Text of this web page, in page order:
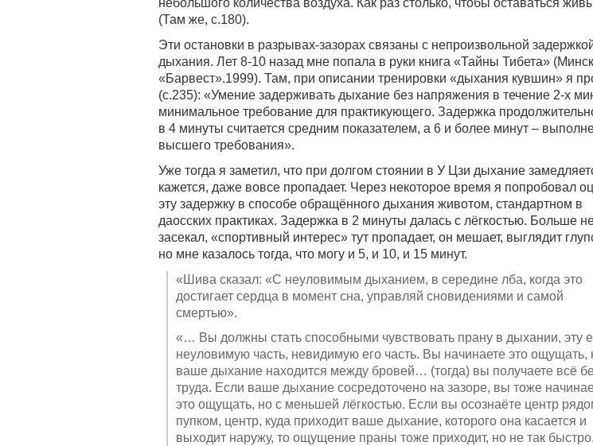
небольшого количества воздуха. Как раз столько, чтобы оставаться
(Там же, с.180).
Эти остановки в разрывах-зазорах связаны с непроизвольной
дыхания. Лет 8-10 назад мне попала в руки книга «Тайны Тибета»
«Барвест».1999). Там, при описании тренировки «дыхания кувшин» я
(с.235): «Умение задерживать дыхание без напряжения в течение 2-х
минимальное требование для практикующего. Задержка
в 4 минуты считается средним показателем, а 6 и более минут –
высшего требования».
Уже тогда я заметил, что при долгом стоянии в У Цзи дыхание
кажется, даже вовсе пропадает. Через некоторое время я попробовал
эту задержку в способе обращённого дыхания животом, стандартном в
даосских практиках. Задержка в 2 минуты далась с лёгкостью. Больше
засекал, «спортивный интерес» тут пропадает, он мешает, выглядит
но мне казалось тогда, что могу и 5, и 10, и 15 минут.
«Шива сказал: «С неуловимым дыханием, в середине лба, когда это
достигает сердца в момент сна, управляй сновидениями и самой
смертью».
«… Вы должны стать способными чувствовать прану в дыхании, эту
неуловимую часть, невидимую его часть. Вы начинаете это ощущать,
ваше дыхание находится между бровей… (тогда) вы получаете всё
труда. Если ваше дыхание сосредоточено на зазоре, вы тоже
это ощущать, но с меньшей лёгкостью. Если вы осознаёте центр
пупком, центр, куда приходит ваше дыхание, которого она касается и
выходит наружу, то ощущение праны тоже приходит, но не так быстро.